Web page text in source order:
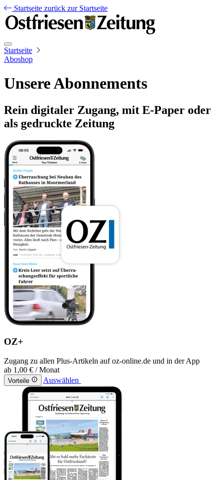
Startseite zurück zur Startseite
Startseite
Aboshop
Unsere Abonnements
Rein digitaler Zugang, mit E-Paper oder
als gedruckte Zeitung
OZ+
Zugang zu allen Plus-Artikeln auf oz-online.de und in der App
ab 1,00 € / Monat
Vorteile Auswählen